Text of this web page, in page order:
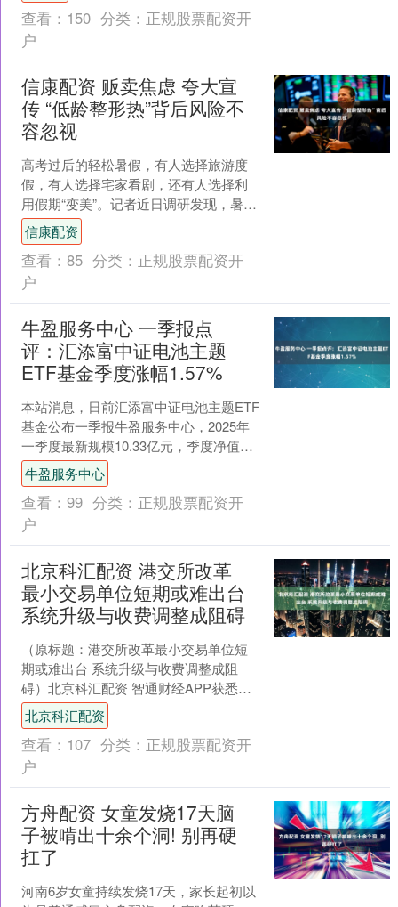
查看： 150 分类： 正规股票配资开
户
信康配资 贩卖焦虑 夸大宣
传 “低龄整形热”背后风险不
容忽视
高考过后的轻松暑假，有人选择旅游度
假，有人选择宅家看剧，还有人选择利
用假期“变美”。记者近日调研发现，暑期
以来，多地医院整形美容科、民营整形
机构迎来整形高峰期，....
信康配资
查看： 85 分类： 正规股票配资开
户
牛盈服务中心 一季报点
评：汇添富中证电池主题
ETF基金季度涨幅1.57%
本站消息，日前汇添富中证电池主题ETF
基金公布一季报牛盈服务中心，2025年
一季度最新规模10.33亿元，季度净值涨
幅为1.57%。 从业绩表现来看，汇添富
中证....
牛盈服务中心
查看： 99 分类： 正规股票配资开
户
北京科汇配资 港交所改革
最小交易单位短期或难出台
系统升级与收费调整成阻碍
（原标题：港交所改革最小交易单位短
期或难出台 系统升级与收费调整成阻
碍）北京科汇配资 智通财经APP获悉，
香港财政司司长陈茂波上月公布《财政
预算案》时提出，为便....
北京科汇配资
查看： 107 分类： 正规股票配资开
户
方舟配资 女童发烧17天脑
子被啃出十余个洞! 别再硬
扛了
河南6岁女童持续发烧17天，家长起初以